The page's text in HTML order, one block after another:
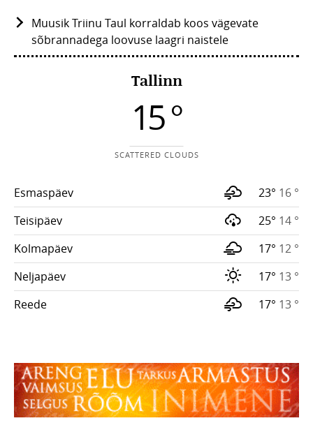
Muusik Triinu Taul korraldab koos vägevate
sõbrannadega loovuse laagri naistele
Tallinn
15 °
SCATTERED CLOUDS
Esmaspäev 23° 16 °
Teisipäev
25° 14 °
Kolmapäev
17° 12 °
Neljapäev
17° 13 °
Reede
17° 13 °